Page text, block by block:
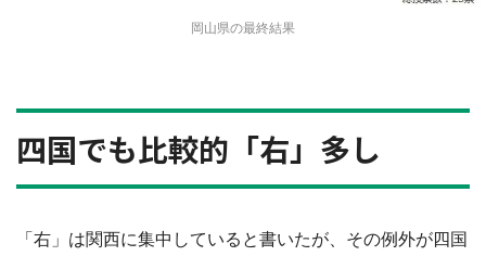
岡山県の最終結果
四国でも比較的「右」多し
「右」は関西に集中していると書いたが、その例外が四国